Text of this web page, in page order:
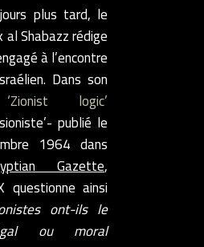
plus tard, le
al Shabazz rédige
à l’encontre
Dans son
‘Zionist logic’
publié le
1964 dans
Gazette,
questionne ainsi
ont-ils le
ou moral